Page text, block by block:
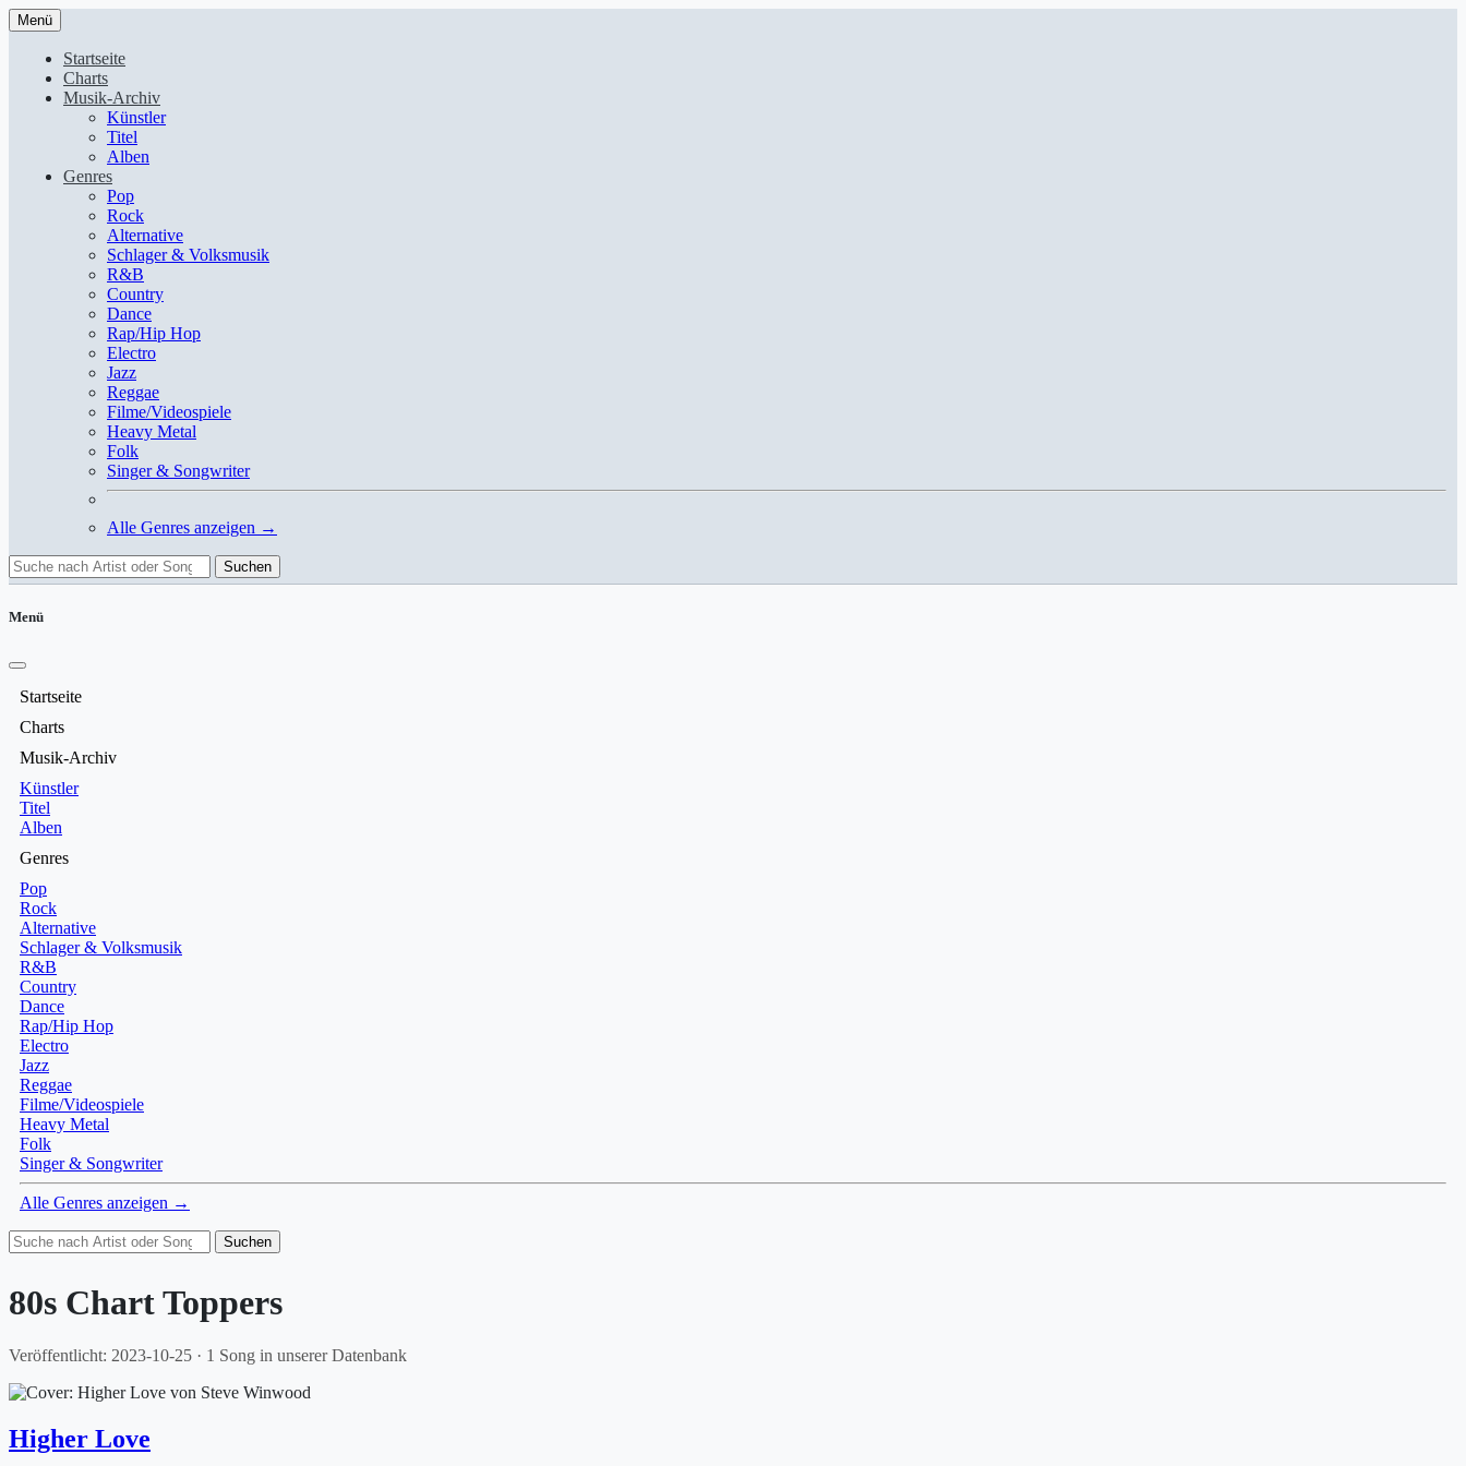
Menü
Startseite
Charts
Musik-Archiv
Künstler
Titel
Alben
Genres
Pop
Rock
Alternative
Schlager & Volksmusik
R&B
Country
Dance
Rap/Hip Hop
Electro
Jazz
Reggae
Filme/Videospiele
Heavy Metal
Folk
Singer & Songwriter
Alle Genres anzeigen →
Suchen
Menü
Startseite
Charts
Musik-Archiv
Künstler
Titel
Alben
Genres
Pop
Rock
Alternative
Schlager & Volksmusik
R&B
Country
Dance
Rap/Hip Hop
Electro
Jazz
Reggae
Filme/Videospiele
Heavy Metal
Folk
Singer & Songwriter
Alle Genres anzeigen →
Suchen
80s Chart Toppers
Veröffentlicht: 2023-10-25 · 1 Song in unserer Datenbank
Higher Love